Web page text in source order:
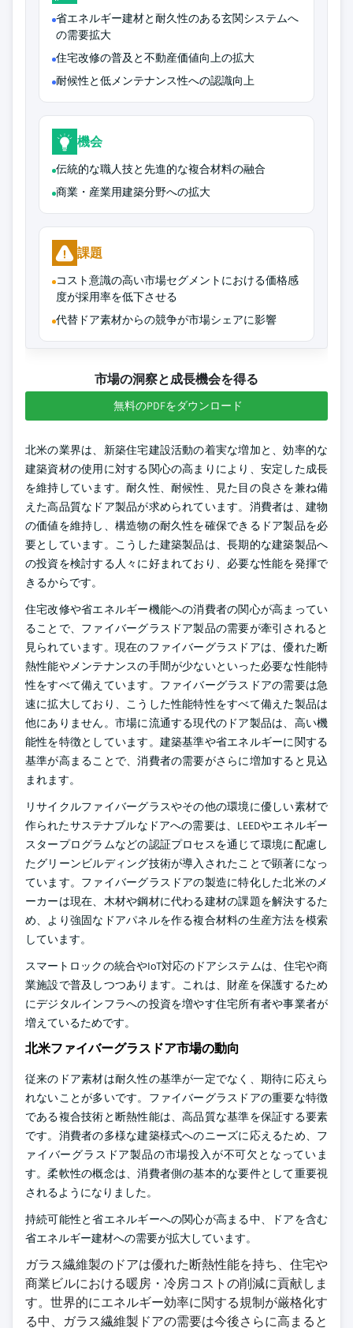
省エネルギー建材と耐久性のある玄関システムへ
の需要拡大
住宅改修の普及と不動産価値向上の拡大
耐候性と低メンテナンス性への認識向上
機会
伝統的な職人技と先進的な複合材料の融合
商業・産業用建築分野への拡大
課題
コスト意識の高い市場セグメントにおける価格感
度が採用率を低下させる
代替ドア素材からの競争が市場シェアに影響
市場の洞察と成長機会を得る
無料のPDFをダウンロード
北米の業界は、新築住宅建設活動の着実な増加と、効率的な
建築資材の使用に対する関心の高まりにより、安定した成長
を維持しています。耐久性、耐候性、見た目の良さを兼ね備
えた高品質なドア製品が求められています。消費者は、建物
の価値を維持し、構造物の耐久性を確保できるドア製品を必
要としています。こうした建築製品は、長期的な建築製品へ
の投資を検討する人々に好まれており、必要な性能を発揮で
きるからです。
住宅改修や省エネルギー機能への消費者の関心が高まってい
ることで、ファイバーグラスドア製品の需要が牽引されると
見られています。現在のファイバーグラスドアは、優れた断
熱性能やメンテナンスの手間が少ないといった必要な性能特
性をすべて備えています。ファイバーグラスドアの需要は急
速に拡大しており、こうした性能特性をすべて備えた製品は
他にありません。市場に流通する現代のドア製品は、高い機
能性を特徴としています。建築基準や省エネルギーに関する
基準が高まることで、消費者の需要がさらに増加すると見込
まれます。
リサイクルファイバーグラスやその他の環境に優しい素材で
作られたサステナブルなドアへの需要は、LEEDやエネルギー
スタープログラムなどの認証プロセスを通じて環境に配慮し
たグリーンビルディング技術が導入されたことで顕著になっ
ています。ファイバーグラスドアの製造に特化した北米のメ
ーカーは現在、木材や鋼材に代わる建材の課題を解決するた
め、より強固なドアパネルを作る複合材料の生産方法を模索
しています。
スマートロックの統合やIoT対応のドアシステムは、住宅や商
業施設で普及しつつあります。これは、財産を保護するため
にデジタルインフラへの投資を増やす住宅所有者や事業者が
増えているためです。
北米ファイバーグラスドア市場の動向
従来のドア素材は耐久性の基準が一定でなく、期待に応えら
れないことが多いです。ファイバーグラスドアの重要な特徴
である複合技術と断熱性能は、高品質な基準を保証する要素
です。消費者の多様な建築様式へのニーズに応えるため、フ
ァイバーグラスドア製品の市場投入が不可欠となっていま
す。柔軟性の概念は、消費者側の基本的な要件として重要視
されるようになりました。
持続可能性と省エネルギーへの関心が高まる中、ドアを含む
省エネルギー建材への需要が拡大しています。
ガラス繊維製のドアは優れた断熱性能を持ち、住宅や
商業ビルにおける暖房・冷房コストの削減に貢献しま
す。世界的にエネルギー効率に関する規制が厳格化す
る中、ガラス繊維製ドアの需要は今後さらに高まると